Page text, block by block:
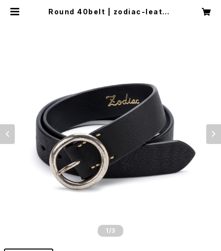
Round 40belt | zodiac-leathe
1 /3